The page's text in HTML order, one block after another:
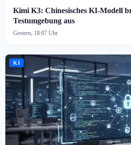
Kimi K3: Chinesisches KI-Modell
Testumgebung aus
Gestern, 18:07 Uhr
KI